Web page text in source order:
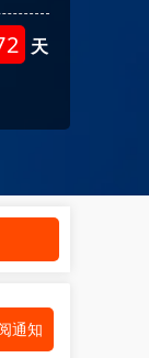
天
通知